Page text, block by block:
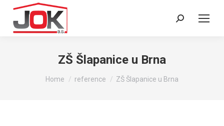
Search:
ZŠ Šlapanice u Brna
You are here:
Home reference ZŠ Šlapanice u Brna